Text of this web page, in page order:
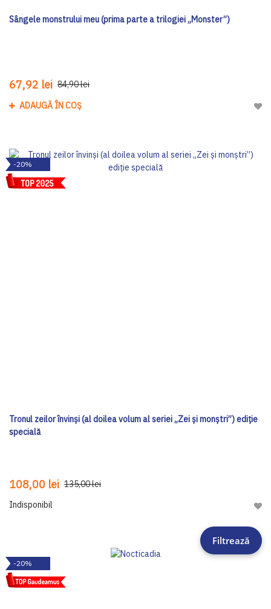
Sângele monstrului meu (prima parte a trilogiei „Monster”)
67,92 lei 84,90 lei
ADAUGĂ ÎN COȘ
-20%
Tronul zeilor învinși (al doilea volum al seriei „Zei și monștri”) ediţie
specială
108,00 lei 135,00 lei
Indisponibil
-20%
Filtrează